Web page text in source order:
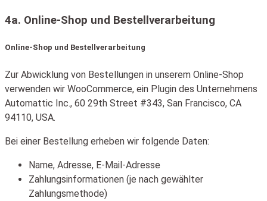
4a. Online-Shop und Bestellverarbeitung
Online-Shop und Bestellverarbeitung
Zur Abwicklung von Bestellungen in unserem Online-Shop
verwenden wir WooCommerce, ein Plugin des Unternehmens
Automattic Inc., 60 29th Street #343, San Francisco, CA
94110, USA.
Bei einer Bestellung erheben wir folgende Daten:
Name, Adresse, E-Mail-Adresse
Zahlungsinformationen (je nach gewählter
Zahlungsmethode)